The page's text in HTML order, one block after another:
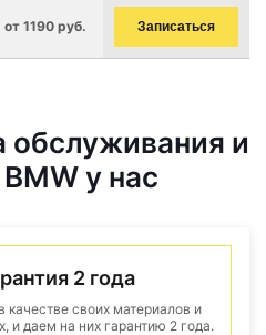
от 1190 руб. Записаться
и
у нас
2 года
своих материалов и
и даем на них гарантию 2 года.